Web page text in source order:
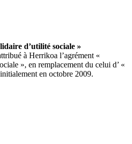
d’utilité sociale »
à Herrikoa l’agrément «
», en remplacement du celui d’ «
en octobre 2009.